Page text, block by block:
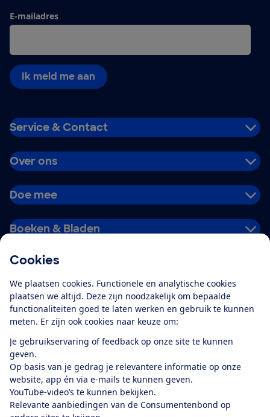
Cookies
We plaatsen cookies. Functionele en analytische cookies
plaatsen we altijd. Deze zijn noodzakelijk om bepaalde
functionaliteiten goed te laten werken en gebruik te kunnen
meten. Er zijn ook cookies naar keuze om:
Je gebruikservaring of feedback op onze site te kunnen
geven.
Op basis van je gedrag je relevantere informatie op onze
website, app én via e-mails te kunnen geven.
YouTube-video’s te kunnen bekijken.
Relevante aanbiedingen van de Consumentenbond op
E-mailadres
Ik meld me aan
Service & Contact
Over ons
Doe mee
Boeken & Bladen
Alles over de
app
Algemene Voorwaarden
Privacyverklaring
Cookiebeleid
Privacyvoorkeuren
Toegankelijkheid